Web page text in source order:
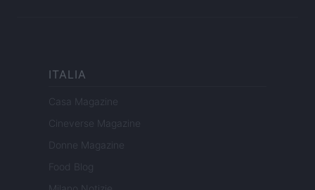
ITALIA
Casa Magazine
Cineverse Magazine
Donne Magazine
Food Blog